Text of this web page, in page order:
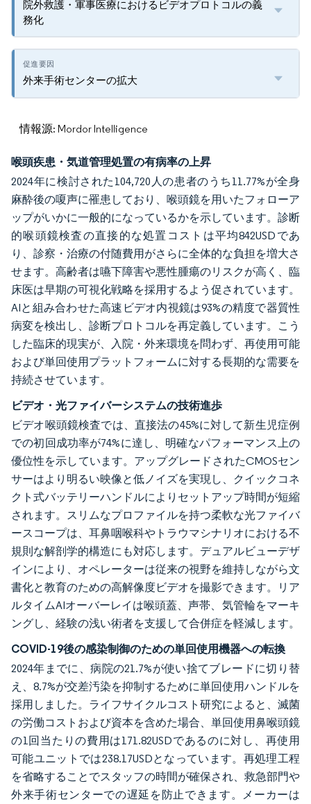
院外救護・軍事医療におけるビデオプロトコルの義
務化
外来手術センターの拡大
情報源: Mordor Intelligence
喉頭疾患・気道管理処置の有病率の上昇
2024年に検討された104,720人の患者のうち11.77%が全身
麻酔後の嗄声に罹患しており、喉頭鏡を用いたフォローア
ップがいかに一般的になっているかを示しています。診断
的喉頭鏡検査の直接的な処置コストは平均842USDであ
り、診察・治療の付随費用がさらに全体的な負担を増大さ
せます。高齢者は嚥下障害や悪性腫瘍のリスクが高く、臨
床医は早期の可視化戦略を採用するよう促されています。
AIと組み合わせた高速ビデオ内視鏡は93%の精度で器質性
病変を検出し、診断プロトコルを再定義しています。こう
した臨床的現実が、入院・外来環境を問わず、再使用可能
および単回使用プラットフォームに対する長期的な需要を
持続させています。
ビデオ・光ファイバーシステムの技術進歩
ビデオ喉頭鏡検査では、直接法の45%に対して新生児症例
での初回成功率が74%に達し、明確なパフォーマンス上の
優位性を示しています。アップグレードされたCMOSセン
サーはより明るい映像と低ノイズを実現し、クイックコネ
クト式バッテリーハンドルによりセットアップ時間が短縮
されます。スリムなプロファイルを持つ柔軟な光ファイバ
ースコープは、耳鼻咽喉科やトラウマシナリオにおける不
規則な解剖学的構造にも対応します。デュアルビューデザ
インにより、オペレーターは従来の視野を維持しながら文
書化と教育のための高解像度ビデオを撮影できます。リア
ルタイムAIオーバーレイは喉頭蓋、声帯、気管輪をマーキ
ングし、経験の浅い術者を支援して合併症を軽減します。
COVID-19後の感染制御のための単回使用機器への転換
2024年までに、病院の21.7%が使い捨てブレードに切り替
え、8.7%が交差汚染を抑制するために単回使用ハンドルを
採用しました。ライフサイクルコスト研究によると、滅菌
の労働コストおよび資本を含めた場合、単回使用鼻喉頭鏡
の1回当たりの費用は171.82USDであるのに対し、再使用
可能ユニットでは238.17USDとなっています。再処理工程
を省略することでスタッフの時間が確保され、救急部門や
外来手術センターでの遅延を防止できます。メーカーは